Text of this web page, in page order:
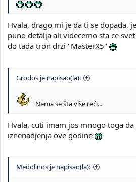
Hvala, drago mi je da ti se dopada,
puno detalja ali videcemo sta ce
do tada tron drzi "MasterX5"
Grodos je napisao(la):
Nema se šta više reći...
Hvala, cuti imam jos mnogo toga
iznenadjenja ove godine
Medolinos je napisao(la):